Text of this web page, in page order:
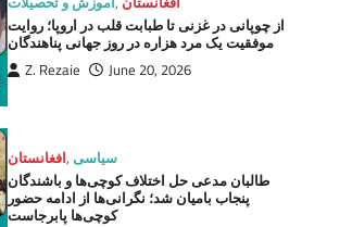
از چوپانی در غزنی تا طبابت قلب در اروپا؛ روایت
موفقیت یک مرد هزاره در روز جهانی پناهندگان
Z. Rezaie June 20, 2026
افغانستان,سیاسی
طالبان مدعی حل اختلاف کوچی‌ها و باشندگان
پنجاب بامیان شد؛ نگرانی‌ها از ادامه حضور
کوچی‌ها پابرجاست